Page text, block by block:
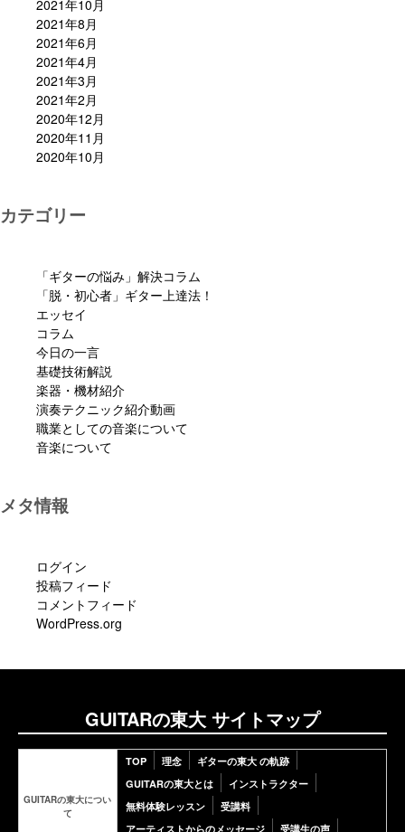
2021年10月
2021年8月
2021年6月
2021年4月
2021年3月
2021年2月
2020年12月
2020年11月
2020年10月
カテゴリー
「ギターの悩み」解決コラム
「脱・初心者」ギター上達法！
エッセイ
コラム
今日の一言
基礎技術解説
楽器・機材紹介
演奏テクニック紹介動画
職業としての音楽について
音楽について
メタ情報
ログイン
投稿フィード
コメントフィード
WordPress.org
GUITARの東大 サイトマップ
GUITARの東大につい
て
TOP 理念
ギターの東大 の軌跡
GUITARの東大とは
インストラクター
無料体験レッスン
受講料
アーティストからのメッセージ
受講生の声